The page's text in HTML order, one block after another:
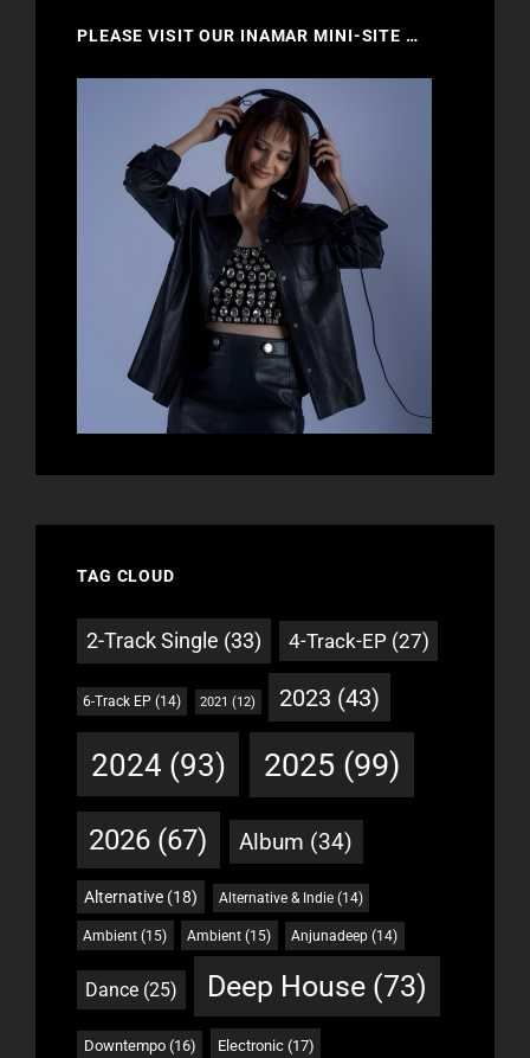
PLEASE VISIT OUR INAMAR MINI-SITE …
TAG CLOUD
2-Track Single (33) 4-Track-EP (27)
6-Track EP (14) 2021 (12) 2023 (43)
2024 (93) 2025 (99)
2026 (67) Album (34)
Alternative (18) Alternative & Indie(14)
Ambient (15) Ambient (15) Anjunadeep (14)
Dance (25) Deep House(73)
Downtempo(16) Electronic(17)